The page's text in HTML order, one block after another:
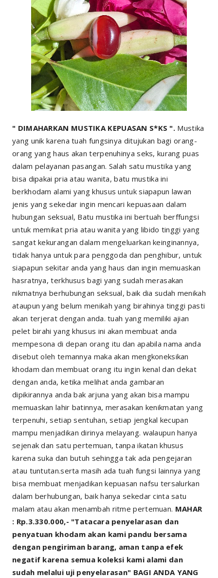
" DIMAHARKAN MUSTIKA KEPUASAN S*KS ". Mustika
yang unik karena tuah fungsinya ditujukan bagi orang-
orang yang haus akan terpenuhinya seks, kurang puas
dalam pelayanan pasangan. Salah satu mustika yang
bisa dipakai pria atau wanita, batu mustika ini
berkhodam alami yang khusus untuk siapapun lawan
jenis yang sekedar ingin mencari kepuasaan dalam
hubungan seksual, Batu mustika ini bertuah berffungsi
untuk memikat pria atau wanita yang libido tinggi yang
sangat kekurangan dalam mengeluarkan keinginannya,
tidak hanya untuk para penggoda dan penghibur, untuk
siapapun sekitar anda yang haus dan ingin memuaskan
hasratnya, terkhusus bagi yang sudah merasakan
nikmatnya berhubungan seksual, baik dia sudah menikah
ataupun yang belum menikah yang birahinya tinggi pasti
akan terjerat dengan anda. tuah yang memiliki ajian
pelet birahi yang khusus ini akan membuat anda
mempesona di depan orang itu dan apabila nama anda
disebut oleh temannya maka akan mengkoneksikan
khodam dan membuat orang itu ingin kenal dan dekat
dengan anda, ketika melihat anda gambaran
dipikirannya anda bak arjuna yang akan bisa mampu
memuaskan lahir batinnya, merasakan kenikmatan yang
terpenuhi, setiap sentuhan, setiap jengkal kecupan
mampu menjadikan dirinya melayang. walaupun hanya
sejenak dan satu pertemuan, tanpa ikatan khusus
karena suka dan butuh sehingga tak ada pengejaran
atau tuntutan.serta masih ada tuah fungsi lainnya yang
bisa membuat menjadikan kepuasan nafsu tersalurkan
dalam berhubungan, baik hanya sekedar cinta satu
malam atau akan menambah ritme pertemuan. MAHAR
: Rp.3.330.000,- "Tatacara penyelarasan dan
penyatuan khodam akan kami pandu bersama
dengan pengiriman barang, aman tanpa efek
negatif karena semua koleksi kami alami dan
sudah melalui uji penyelarasan" BAGI ANDA YANG